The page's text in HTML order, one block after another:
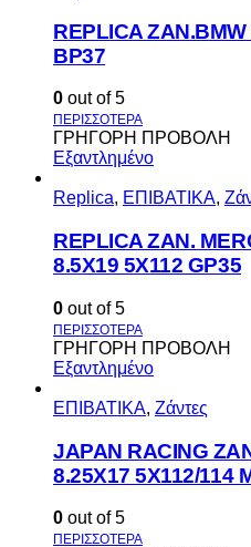
REPLICA
BP37
0 out of 5
ΓΡΗΓΟΡΗ ΠΡΟΒΟΛΗ
Εξαντλημένο
Replica, ΕΠΙΒΑΤΙΚΑ,
REPLICA ZAN.
8.5X19 5X112 GP35
0 out of 5
ΓΡΗΓΟΡΗ ΠΡΟΒΟΛΗ
Εξαντλημένο
ΕΠΙΒΑΤΙΚΑ, Ζάντες
JAPAN RACING
8.25X17 5X112/114
0 out of 5